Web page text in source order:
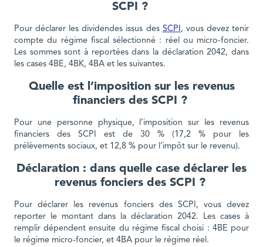
SCPI ?
Pour déclarer les dividendes issus des SCPI , vous devez tenir
compte du régime fiscal sélectionné : réel ou micro-foncier.
Les sommes sont à reportées dans la déclaration 2042, dans
les cases 4BE, 4BK, 4BA et les suivantes.
Quelle est l’imposition sur les revenus
financiers des SCPI ?
Pour une personne physique, l’imposition sur les revenus
financiers des SCPI est de 30 % (17,2 % pour les
prélèvements sociaux, et 12,8 % pour l’impôt sur le revenu).
Déclaration : dans quelle case déclarer les
revenus fonciers des SCPI ?
Pour déclarer les revenus fonciers des SCPI, vous devez
reporter le montant dans la déclaration 2042. Les cases à
remplir dépendent ensuite du régime fiscal choisi : 4BE pour
le régime micro-foncier, et 4BA pour le régime réel.